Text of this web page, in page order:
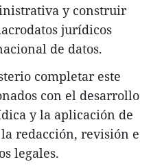
y construir
jurídicos
de datos.
completar este
con el desarrollo
y la aplicación de
redacción, revisión e
legales.